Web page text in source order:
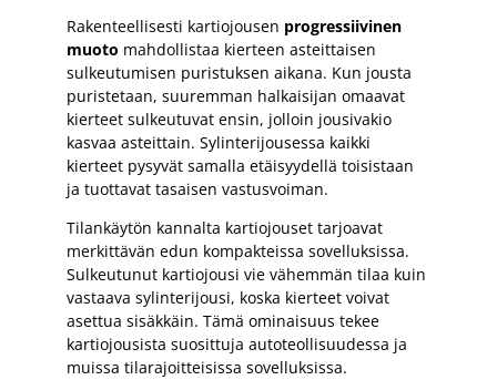
Rakenteellisesti kartiojousen progressiivinen
muoto mahdollistaa kierteen asteittaisen
sulkeutumisen puristuksen aikana. Kun jousta
puristetaan, suuremman halkaisijan omaavat
kierteet sulkeutuvat ensin, jolloin jousivakio
kasvaa asteittain. Sylinterijousessa kaikki
kierteet pysyvät samalla etäisyydellä toisistaan
ja tuottavat tasaisen vastusvoiman.
Tilankäytön kannalta kartiojouset tarjoavat
merkittävän edun kompakteissa sovelluksissa.
Sulkeutunut kartiojousi vie vähemmän tilaa kuin
vastaava sylinterijousi, koska kierteet voivat
asettua sisäkkäin. Tämä ominaisuus tekee
kartiojousista suosittuja autoteollisuudessa ja
muissa tilarajoitteisissa sovelluksissa.